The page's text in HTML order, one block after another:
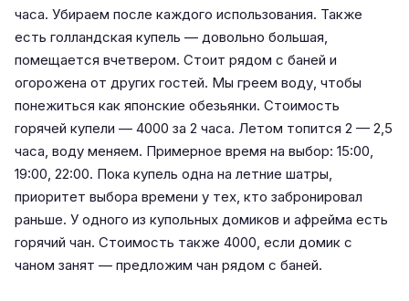
часа. Убираем после каждого использования. Также
есть голландская купель — довольно большая,
помещается вчетвером. Стоит рядом с баней и
огорожена от других гостей. Мы греем воду, чтобы
понежиться как японские обезьянки. Стоимость
горячей купели — 4000 за 2 часа. Летом топится 2 — 2,5
часа, воду меняем. Примерное время на выбор: 15:00,
19:00, 22:00. Пока купель одна на летние шатры,
приоритет выбора времени у тех, кто забронировал
раньше. У одного из купольных домиков и афрейма есть
горячий чан. Стоимость также 4000, если домик с
чаном занят — предложим чан рядом с баней.